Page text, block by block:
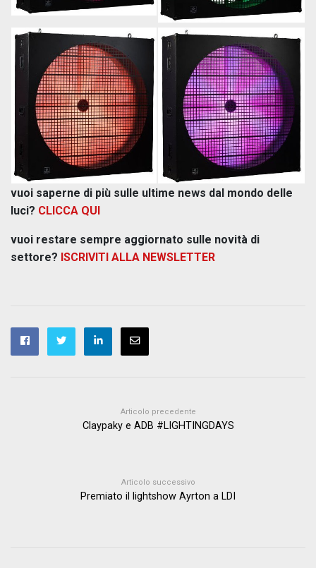
vuoi saperne di più sulle ultime news dal mondo delle
luci? CLICCA QUI
vuoi restare sempre aggiornato sulle novità di
settore? ISCRIVITI ALLA NEWSLETTER
Articolo precedente
Claypaky e ADB #LIGHTINGDAYS
Articolo successivo
Premiato il lightshow Ayrton a LDI